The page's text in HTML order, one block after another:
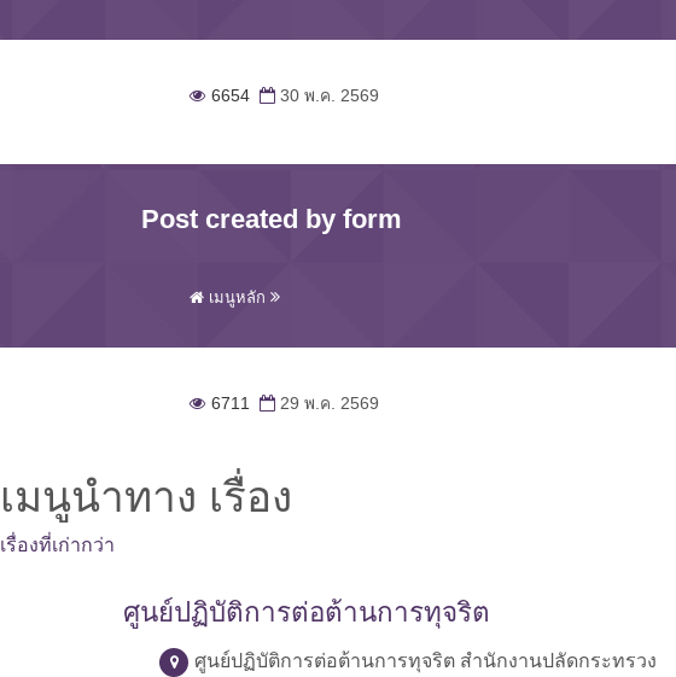
6654 30 พ.ค. 2569
Post created by form
เมนูหลัก
6711 29 พ.ค. 2569
เมนูนำทาง เรื่อง
เรื่องที่เก่ากว่า
ศูนย์ปฏิบัติการต่อต้านการทุจริต
ศูนย์ปฏิบัติการต่อต้านการทุจริต สำนักงานปลัดกระทรวง